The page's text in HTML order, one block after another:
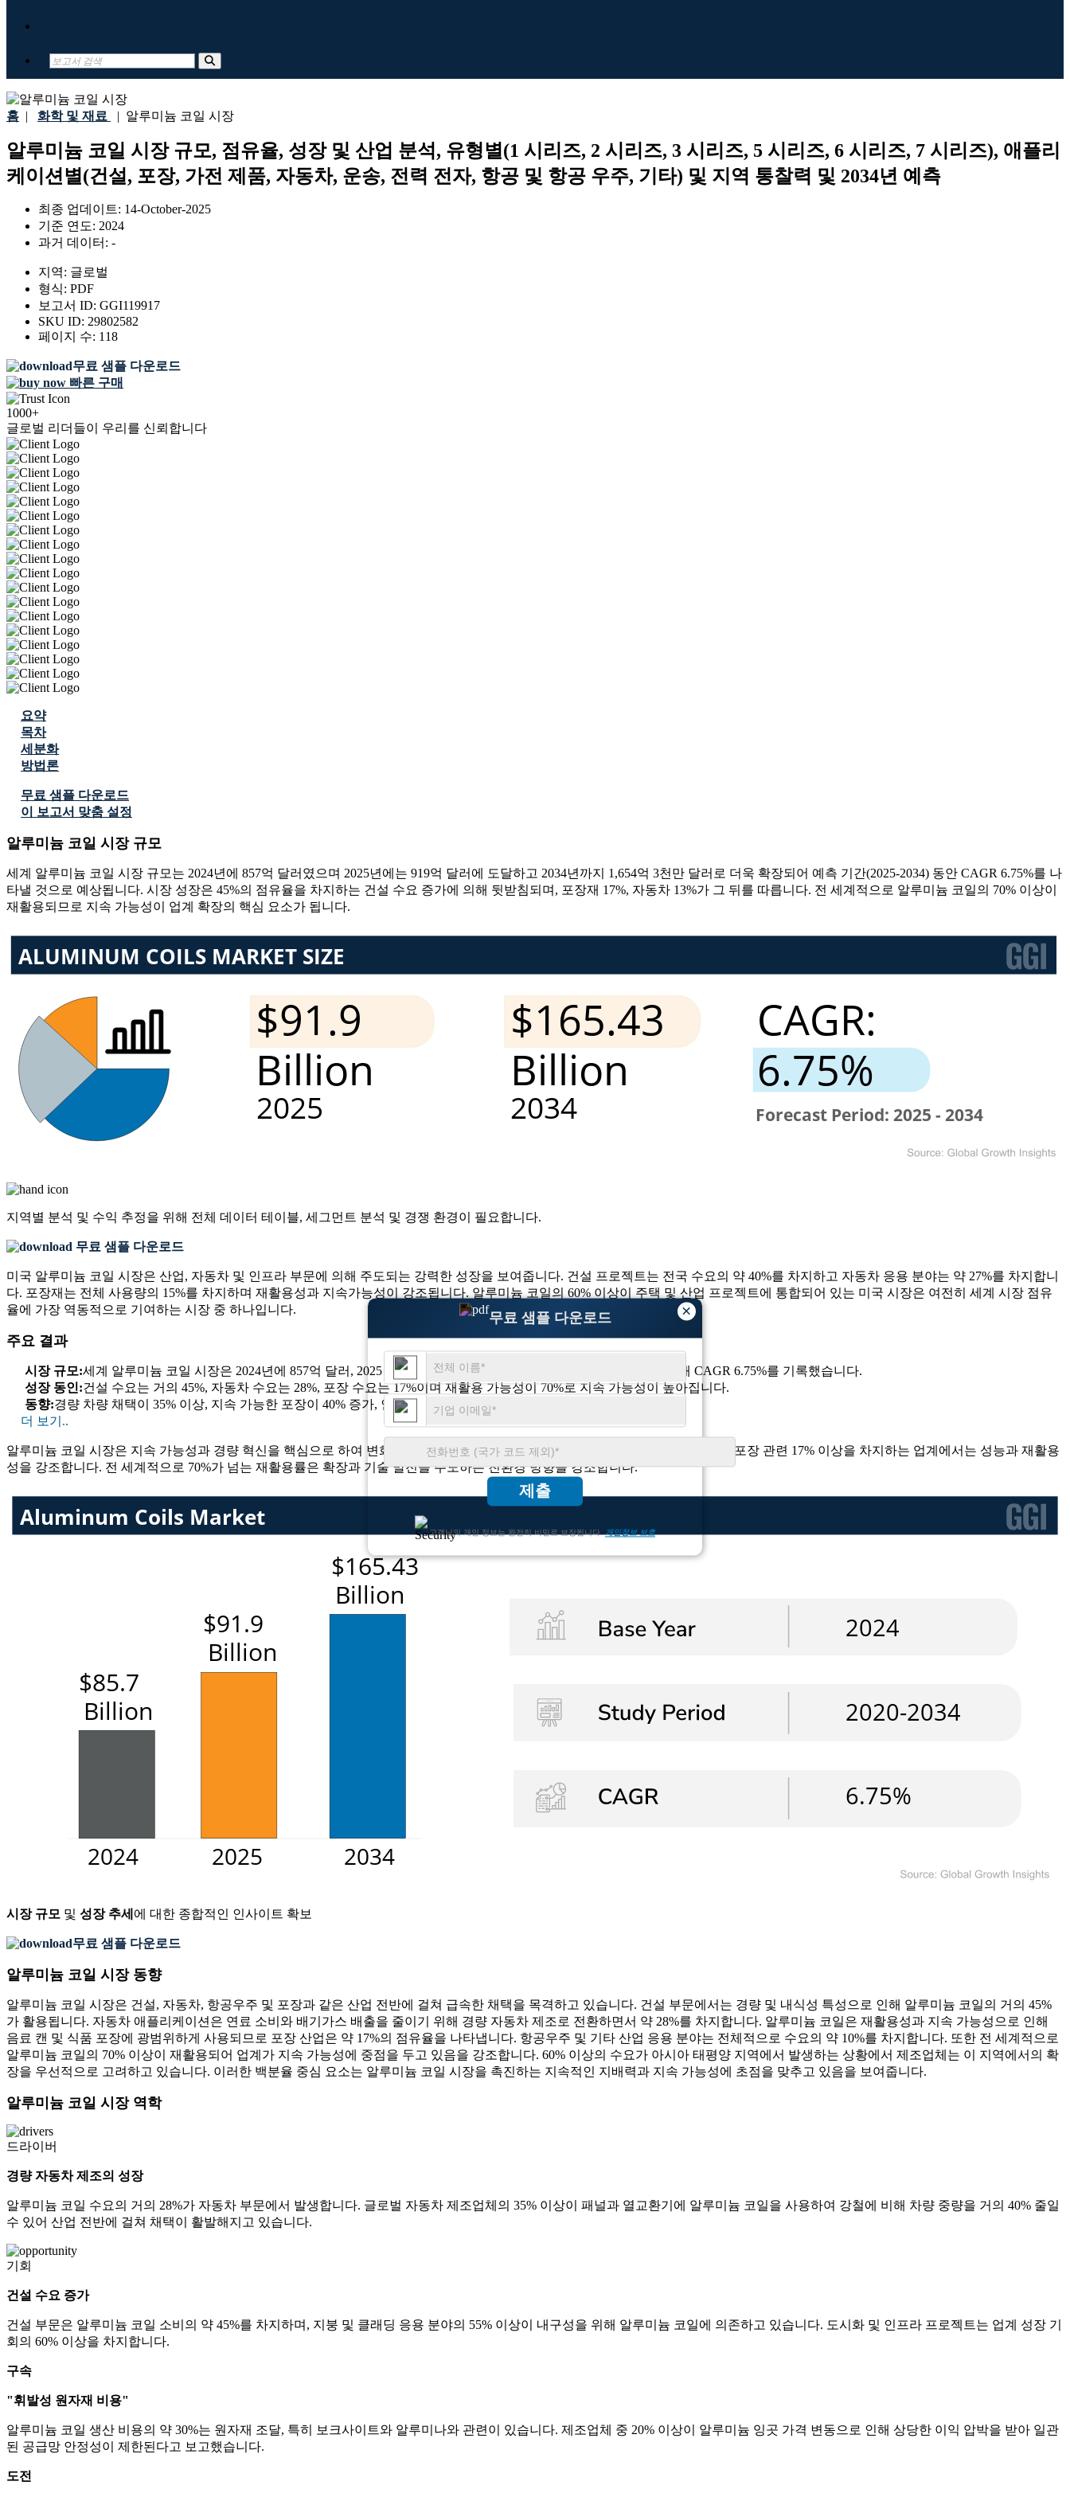
홈 | 화학 및 재료 | 알루미늄 코일 시장
알루미늄 코일 시장 규모, 점유율, 성장 및 산업 분석, 유형별(1 시리즈, 2 시리즈, 3 시리즈, 5 시리즈, 6 시리즈, 7 시리즈), 애플리
케이션별(건설, 포장, 가전 제품, 자동차, 운송, 전력 전자, 항공 및 항공 우주, 기타) 및 지역 통찰력 및 2034년 예측
최종 업데이트: 14-October-2025
기준 연도: 2024
과거 데이터: -
지역: 글로벌
형식: PDF
보고서 ID: GGI119917
SKU ID: 29802582
페이지 수: 118
무료 샘플 다운로드
빠른 구매
1000+
글로벌 리더들이 우리를 신뢰합니다
×
무료 샘플 다운로드
제출
고객님의 개인 정보는 완전히 비밀로 보장됩니다.개인정보 보호
요약
목차
세분화
방법론
무료 샘플 다운로드
이 보고서 맞춤 설정
알루미늄 코일 시장 규모
세계 알루미늄 코일 시장 규모는 2024년에 857억 달러였으며 2025년에는 919억 달러에 도달하고 2034년까지 1,654억 3천만 달러로 더욱 확장되어 예측 기간(2025-2034) 동안 CAGR 6.75%를 나
타낼 것으로 예상됩니다. 시장 성장은 45%의 점유율을 차지하는 건설 수요 증가에 의해 뒷받침되며, 포장재 17%, 자동차 13%가 그 뒤를 따릅니다. 전 세계적으로 알루미늄 코일의 70% 이상이
재활용되므로 지속 가능성이 업계 확장의 핵심 요소가 됩니다.
지역별 분석 및 수익 추정을 위해 전체 데이터 테이블, 세그먼트 분석 및 경쟁 환경이 필요합니다.
무료 샘플 다운로드
미국 알루미늄 코일 시장은 산업, 자동차 및 인프라 부문에 의해 주도되는 강력한 성장을 보여줍니다. 건설 프로젝트는 전국 수요의 약 40%를 차지하고 자동차 응용 분야는 약 27%를 차지합니
다. 포장재는 전체 사용량의 15%를 차지하며 재활용성과 지속가능성이 강조됩니다. 알루미늄 코일의 60% 이상이 주택 및 산업 프로젝트에 통합되어 있는 미국 시장은 여전히 ​​세계 시장 점유
율에 가장 역동적으로 기여하는 시장 중 하나입니다.
주요 결과
시장 규모:세계 알루미늄 코일 시장은 2024년에 857억 달러, 2025년에 919억 달러, 2034년까지 1,654억 3천만 달러에 달해 CAGR 6.75%를 기록했습니다.
성장 동인:건설 수요는 거의 45%, 자동차 수요는 28%, 포장 수요는 17%이며 재활용 가능성이 70%로 지속 가능성이 높아집니다.
동향:경량 차량 채택이 35% 이상, 지속 가능한 포장이 40% 증가, 인프라 사용량이 30% 증가했습니다.
더 보기..
알루미늄 코일 시장은 지속 가능성과 경량 혁신을 핵심으로 하여 변화하고 있습니다. 건설 관련 소비가 45% 이상, 자동차 관련 28%, 포장 관련 17% 이상을 차지하는 업계에서는 성능과 재활용
성을 강조합니다. 전 세계적으로 70%가 넘는 재활용률은 확장과 기술 발전을 주도하는 친환경 방향을 강조합니다.
시장 규모 및 성장 추세 에 대한 종합적인 인사이트 확보
무료 샘플 다운로드
알루미늄 코일 시장 동향
알루미늄 코일 시장은 건설, 자동차, 항공우주 및 포장과 같은 산업 전반에 걸쳐 급속한 채택을 목격하고 있습니다. 건설 부문에서는 경량 및 내식성 특성으로 인해 알루미늄 코일의 거의 45%
가 활용됩니다. 자동차 애플리케이션은 연료 소비와 배기가스 배출을 줄이기 위해 경량 자동차 제조로 전환하면서 약 28%를 차지합니다. 알루미늄 코일은 재활용성과 지속 가능성으로 인해
음료 캔 및 식품 포장에 광범위하게 사용되므로 포장 산업은 약 17%의 점유율을 나타냅니다. 항공우주 및 기타 산업 응용 분야는 전체적으로 수요의 약 10%를 차지합니다. 또한 전 세계적으로
알루미늄 코일의 70% 이상이 재활용되어 업계가 지속 가능성에 중점을 두고 있음을 강조합니다. 60% 이상의 수요가 아시아 태평양 지역에서 발생하는 상황에서 제조업체는 이 지역에서의 확
장을 우선적으로 고려하고 있습니다. 이러한 백분율 중심 요소는 알루미늄 코일 시장을 촉진하는 지속적인 지배력과 지속 가능성에 초점을 맞추고 있음을 보여줍니다.
알루미늄 코일 시장 역학
드라이버
경량 자동차 제조의 성장
알루미늄 코일 수요의 거의 28%가 자동차 부문에서 발생합니다. 글로벌 자동차 제조업체의 35% 이상이 패널과 열교환기에 알루미늄 코일을 사용하여 강철에 비해 차량 중량을 거의 40% 줄일
수 있어 산업 전반에 걸쳐 채택이 활발해지고 있습니다.
기회
건설 수요 증가
건설 부문은 알루미늄 코일 소비의 약 45%를 차지하며, 지붕 및 클래딩 응용 분야의 55% 이상이 내구성을 위해 알루미늄 코일에 의존하고 있습니다. 도시화 및 인프라 프로젝트는 업계 성장 기
회의 60% 이상을 차지합니다.
구속
"휘발성 원자재 비용"
알루미늄 코일 생산 비용의 약 30%는 원자재 조달, 특히 보크사이트와 알루미나와 관련이 있습니다. 제조업체 중 20% 이상이 알루미늄 잉곳 가격 변동으로 인해 상당한 이익 압박을 받아 일관
된 공급망 안정성이 제한된다고 보고했습니다.
도전